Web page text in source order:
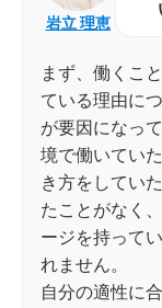
岩立 理恵
まず、働くこ
ている理由に
が要因になっ
境で働いてい
き方をしてい
たことがなく
ージを持って
れません。
自分の適性に